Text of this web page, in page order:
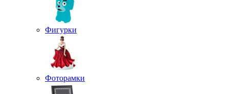
Фигурки
Фоторамки